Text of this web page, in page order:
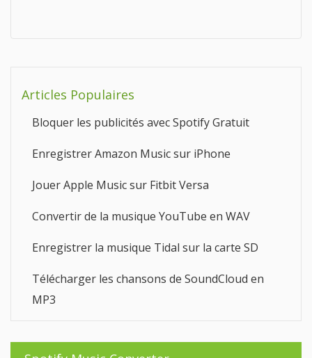
Articles Populaires
Bloquer les publicités avec Spotify Gratuit
Enregistrer Amazon Music sur iPhone
Jouer Apple Music sur Fitbit Versa
Convertir de la musique YouTube en WAV
Enregistrer la musique Tidal sur la carte SD
Télécharger les chansons de SoundCloud en
MP3